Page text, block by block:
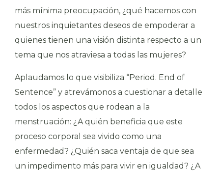
más mínima preocupación, ¿qué hacemos con
nuestros inquietantes deseos de empoderar a
quienes tienen una visión distinta respecto a un
tema que nos atraviesa a todas las mujeres?
Aplaudamos lo que visibiliza “Period. End of
Sentence” y atrevámonos a cuestionar a detalle
todos los aspectos que rodean a la
menstruación: ¿A quién beneficia que este
proceso corporal sea vivido como una
enfermedad? ¿Quién saca ventaja de que sea
un impedimento más para vivir en igualdad? ¿A